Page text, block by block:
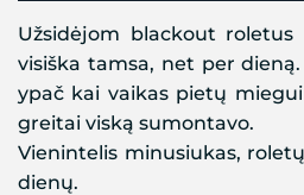
Užsidėjom blackout
visiška tamsa, net per
ypač kai vaikas pietų
greitai viską sumontavo.
Vienintelis minusiukas,
dienų.